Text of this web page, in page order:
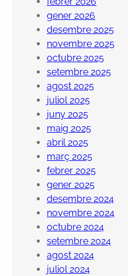
gener 2026
desembre 2025
novembre 2025
octubre 2025
setembre 2025
agost 2025
juliol 2025
juny 2025
maig 2025
abril 2025
març 2025
febrer 2025
gener 2025
desembre 2024
novembre 2024
octubre 2024
setembre 2024
agost 2024
juliol 2024